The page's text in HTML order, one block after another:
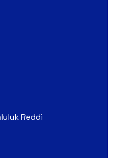
Reddi